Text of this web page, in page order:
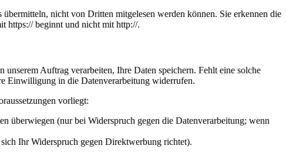
nicht von Dritten mitgelesen werden können. Sie erkennen die
https:// beginnt und nicht mit http://.
Auftrag verarbeiten, Ihre Daten speichern. Fehlt eine solche
Einwilligung in die Datenverarbeitung widerrufen.
vorliegt:
überwiegen (nur bei Widerspruch gegen die Datenverarbeitung; wenn
Ihr Widerspruch gegen Direktwerbung richtet).